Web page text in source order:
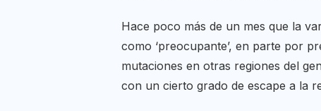
Hace poco más de un mes que la
como ‘preocupante’, en parte por
mutaciones en otras regiones del
con un cierto grado de escape a la